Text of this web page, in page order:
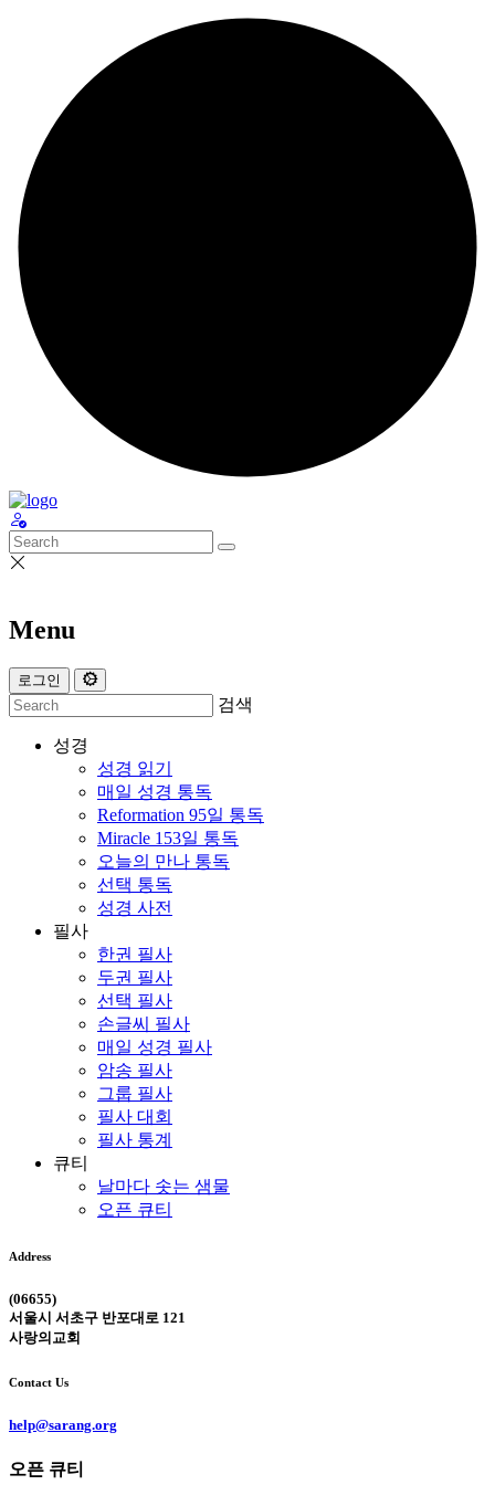
Menu
로그인
검색
성경
성경 읽기
매일 성경 통독
Reformation 95일 통독
Miracle 153일 통독
오늘의 만나 통독
선택 통독
성경 사전
필사
한권 필사
두권 필사
선택 필사
손글씨 필사
매일 성경 필사
암송 필사
그룹 필사
필사 대회
필사 통계
큐티
날마다 솟는 샘물
오픈 큐티
Address
(06655)
서울시 서초구 반포대로 121
사랑의교회
Contact Us
help@sarang.org
오픈 큐티